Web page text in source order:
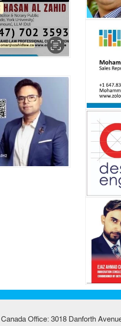
Canada Office: 3018 Danforth